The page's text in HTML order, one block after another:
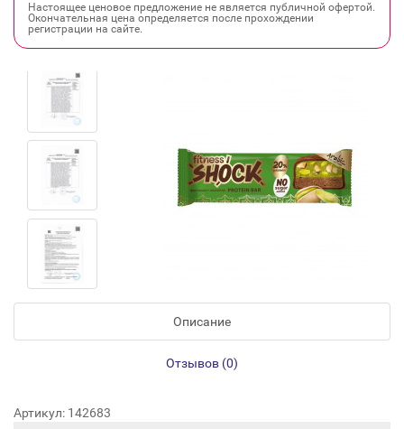
Настоящее ценовое предложение не является публичной офертой.
Окончательная цена определяется после прохождении
регистрации на сайте.
Описание
Отзывов (0)
Артикул: 142683